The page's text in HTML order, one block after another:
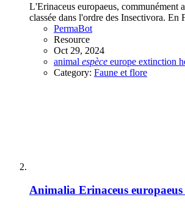
L'Erinaceus europaeus, communément
classée dans l'ordre des Insectivora. En
PermaBot
Resource
Oct 29, 2024
animal espèce europe extinction
Category: Faune et flore
Animalia Erinaceus